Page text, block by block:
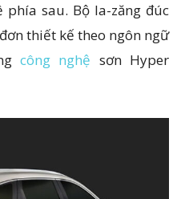
sau. Bộ la-zăng đúc
thiết kế theo ngôn ngữ
công nghệ sơn Hyper